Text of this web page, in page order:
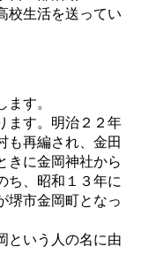
校生活を送ってい
す。
ます。明治２２年
も再編され、金田
きに金岡神社から
ち、昭和１３年に
堺市金岡町となっ
という人の名に由